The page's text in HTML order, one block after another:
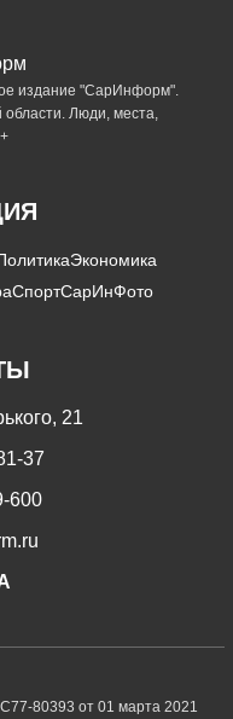
издание "СарИнформ".
Люди, места,
Экономика
СпортСарИнФото
21
37
600
80393 от 01 марта 2021